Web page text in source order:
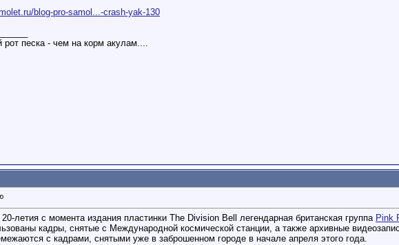
blog-pro-samol...-crash-yak-130
песка - чем на корм акулам....
летия с момента издания пластинки The Division Bell легендарная британская группа Pink
кадры, снятые с Международной космической станции, а также архивные
с кадрами, снятыми уже в заброшенном городе в начале апреля этого года.